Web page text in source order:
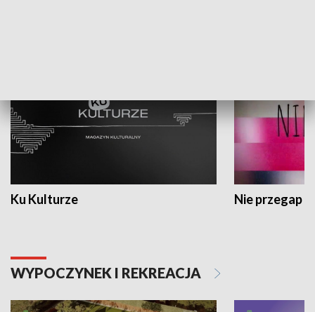
Ku Kulturze Nie przegap
WYPOCZYNEK I REKREACJA